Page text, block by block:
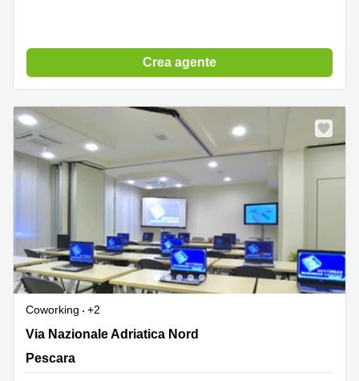
Crea agente
Coworking
+2
Via N. Adriatica Nord 58, Francavilla al Mare, Pescara
Via Nazionale Adriatica Nord
Pescara